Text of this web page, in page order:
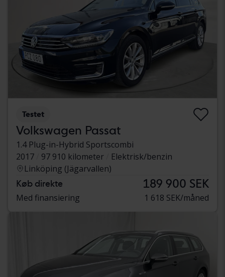
Testet
Volkswagen Passat
1.4 Plug-in-Hybrid Sportscombi
2017
97 910 kilometer
Elektrisk/benzin
Linköping (Jägarvallen)
Køb direkte 189 900 SEK
Med finansiering 1 618 SEK/måned